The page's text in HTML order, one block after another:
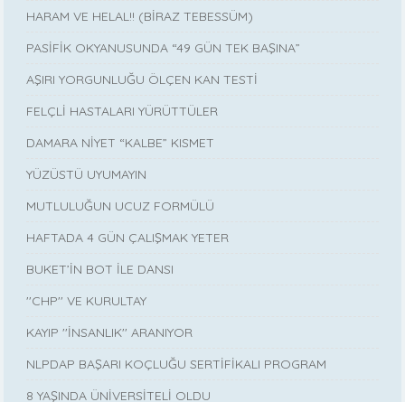
HARAM VE HELAL!! (BİRAZ TEBESSÜM)
PASİFİK OKYANUSUNDA “49 GÜN TEK BAŞINA”
AŞIRI YORGUNLUĞU ÖLÇEN KAN TESTİ
FELÇLİ HASTALARI YÜRÜTTÜLER
DAMARA NİYET “KALBE” KISMET
YÜZÜSTÜ UYUMAYIN
MUTLULUĞUN UCUZ FORMÜLÜ
HAFTADA 4 GÜN ÇALIŞMAK YETER
BUKET’İN BOT İLE DANSI
''CHP'' VE KURULTAY
KAYIP ''İNSANLIK'' ARANIYOR
NLPDAP BAŞARI KOÇLUĞU SERTİFİKALI PROGRAM
8 YAŞINDA ÜNİVERSİTELİ OLDU